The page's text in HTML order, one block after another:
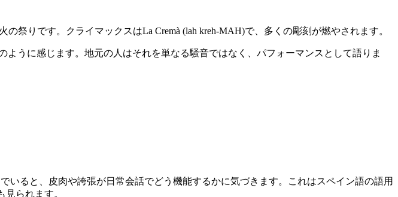
の祭りです。クライマックスはLa Cremà (lah kreh-MAH)で、多くの彫刻が燃やされます。
うに感じます。地元の人はそれを単なる騒音ではなく、パフォーマンスとして語りま
ると、皮肉や誇張が日常会話でどう機能するかに気づきます。これはスペイン語の語用
見られます。